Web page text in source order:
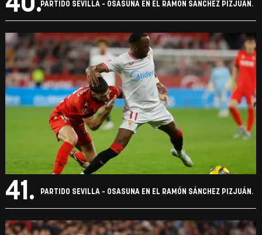
35.PARTIDO SEVILLA - OSASUNA EN EL RAMÓN SÁNCHEZ PIZJUÁN.